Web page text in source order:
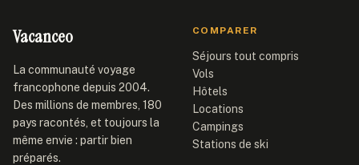
Vacanceo
La communauté voyage
francophone depuis 2004.
Des millions de membres, 180
pays racontés, et toujours la
même envie : partir bien
préparés.
COMPARER
Séjours tout compris
Vols
Hôtels
Locations
Campings
Stations de ski